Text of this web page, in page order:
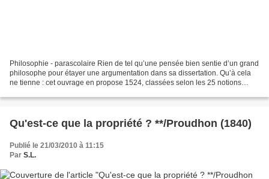
Philosophie - parascolaire Rien de tel qu’une pensée bien sentie d’un grand
philosophe pour étayer une argumentation dans sa dissertation. Qu’à cela
ne tienne : cet ouvrage en propose 1524, classées selon les 25 notions
Qu'est-ce que la propriété ? **/Proudhon (1840)
Publié le 21/03/2010 à 11:15
Par S.L.